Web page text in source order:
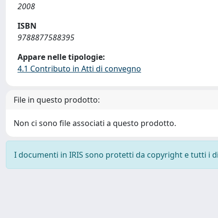
2008
ISBN
9788877588395
Appare nelle tipologie:
4.1 Contributo in Atti di convegno
File in questo prodotto:
Non ci sono file associati a questo prodotto.
I documenti in IRIS sono protetti da copyright e tutti i